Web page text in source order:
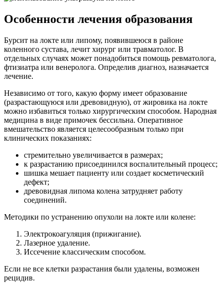
Особенности лечения образования
Бурсит на локте или липому, появившеюся в районе
коленного сустава, лечит хирург или травматолог. В
отдельных случаях может понадобиться помощь ревматолога,
фтизиатра или венеролога. Определив диагноз, назначается
лечение.
Независимо от того, какую форму имеет образование
(разрастающуюся или древовидную), от жировика на локте
можно избавиться только хирургическим способом. Народная
медицина в виде примочек бессильна. Оперативное
вмешательство является целесообразным только при
клинических показаниях:
стремительно увеличивается в размерах;
к разрастанию присоединился воспалительный процесс;
шишка мешает пациенту или создает косметический
дефект;
древовидная липома колена затрудняет работу
соединений.
Методики по устранению опухоли на локте или колене:
Электрокоагуляция (прижигание).
Лазерное удаление.
Иссечение классическим способом.
Если не все клетки разрастания были удалены, возможен
рецидив.